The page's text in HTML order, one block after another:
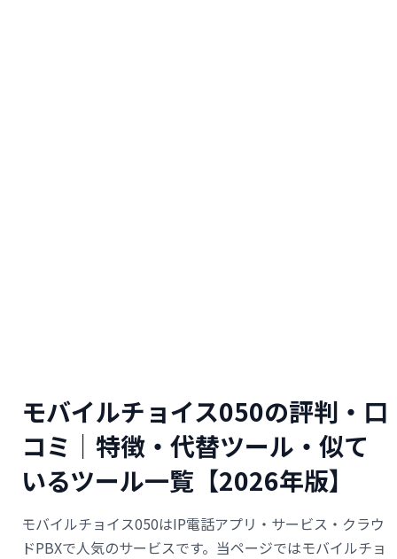
モバイルチョイス050の評判・口
コミ｜特徴・代替ツール・似て
いるツール一覧【2026年版】
モバイルチョイス050はIP電話アプリ・サービス・クラウ
ドPBXで人気のサービスです。当ページではモバイルチョ